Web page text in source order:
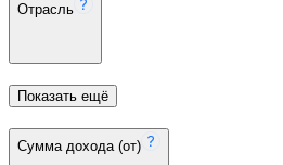
Отрасль
Показать ещё
Сумма дохода (от)